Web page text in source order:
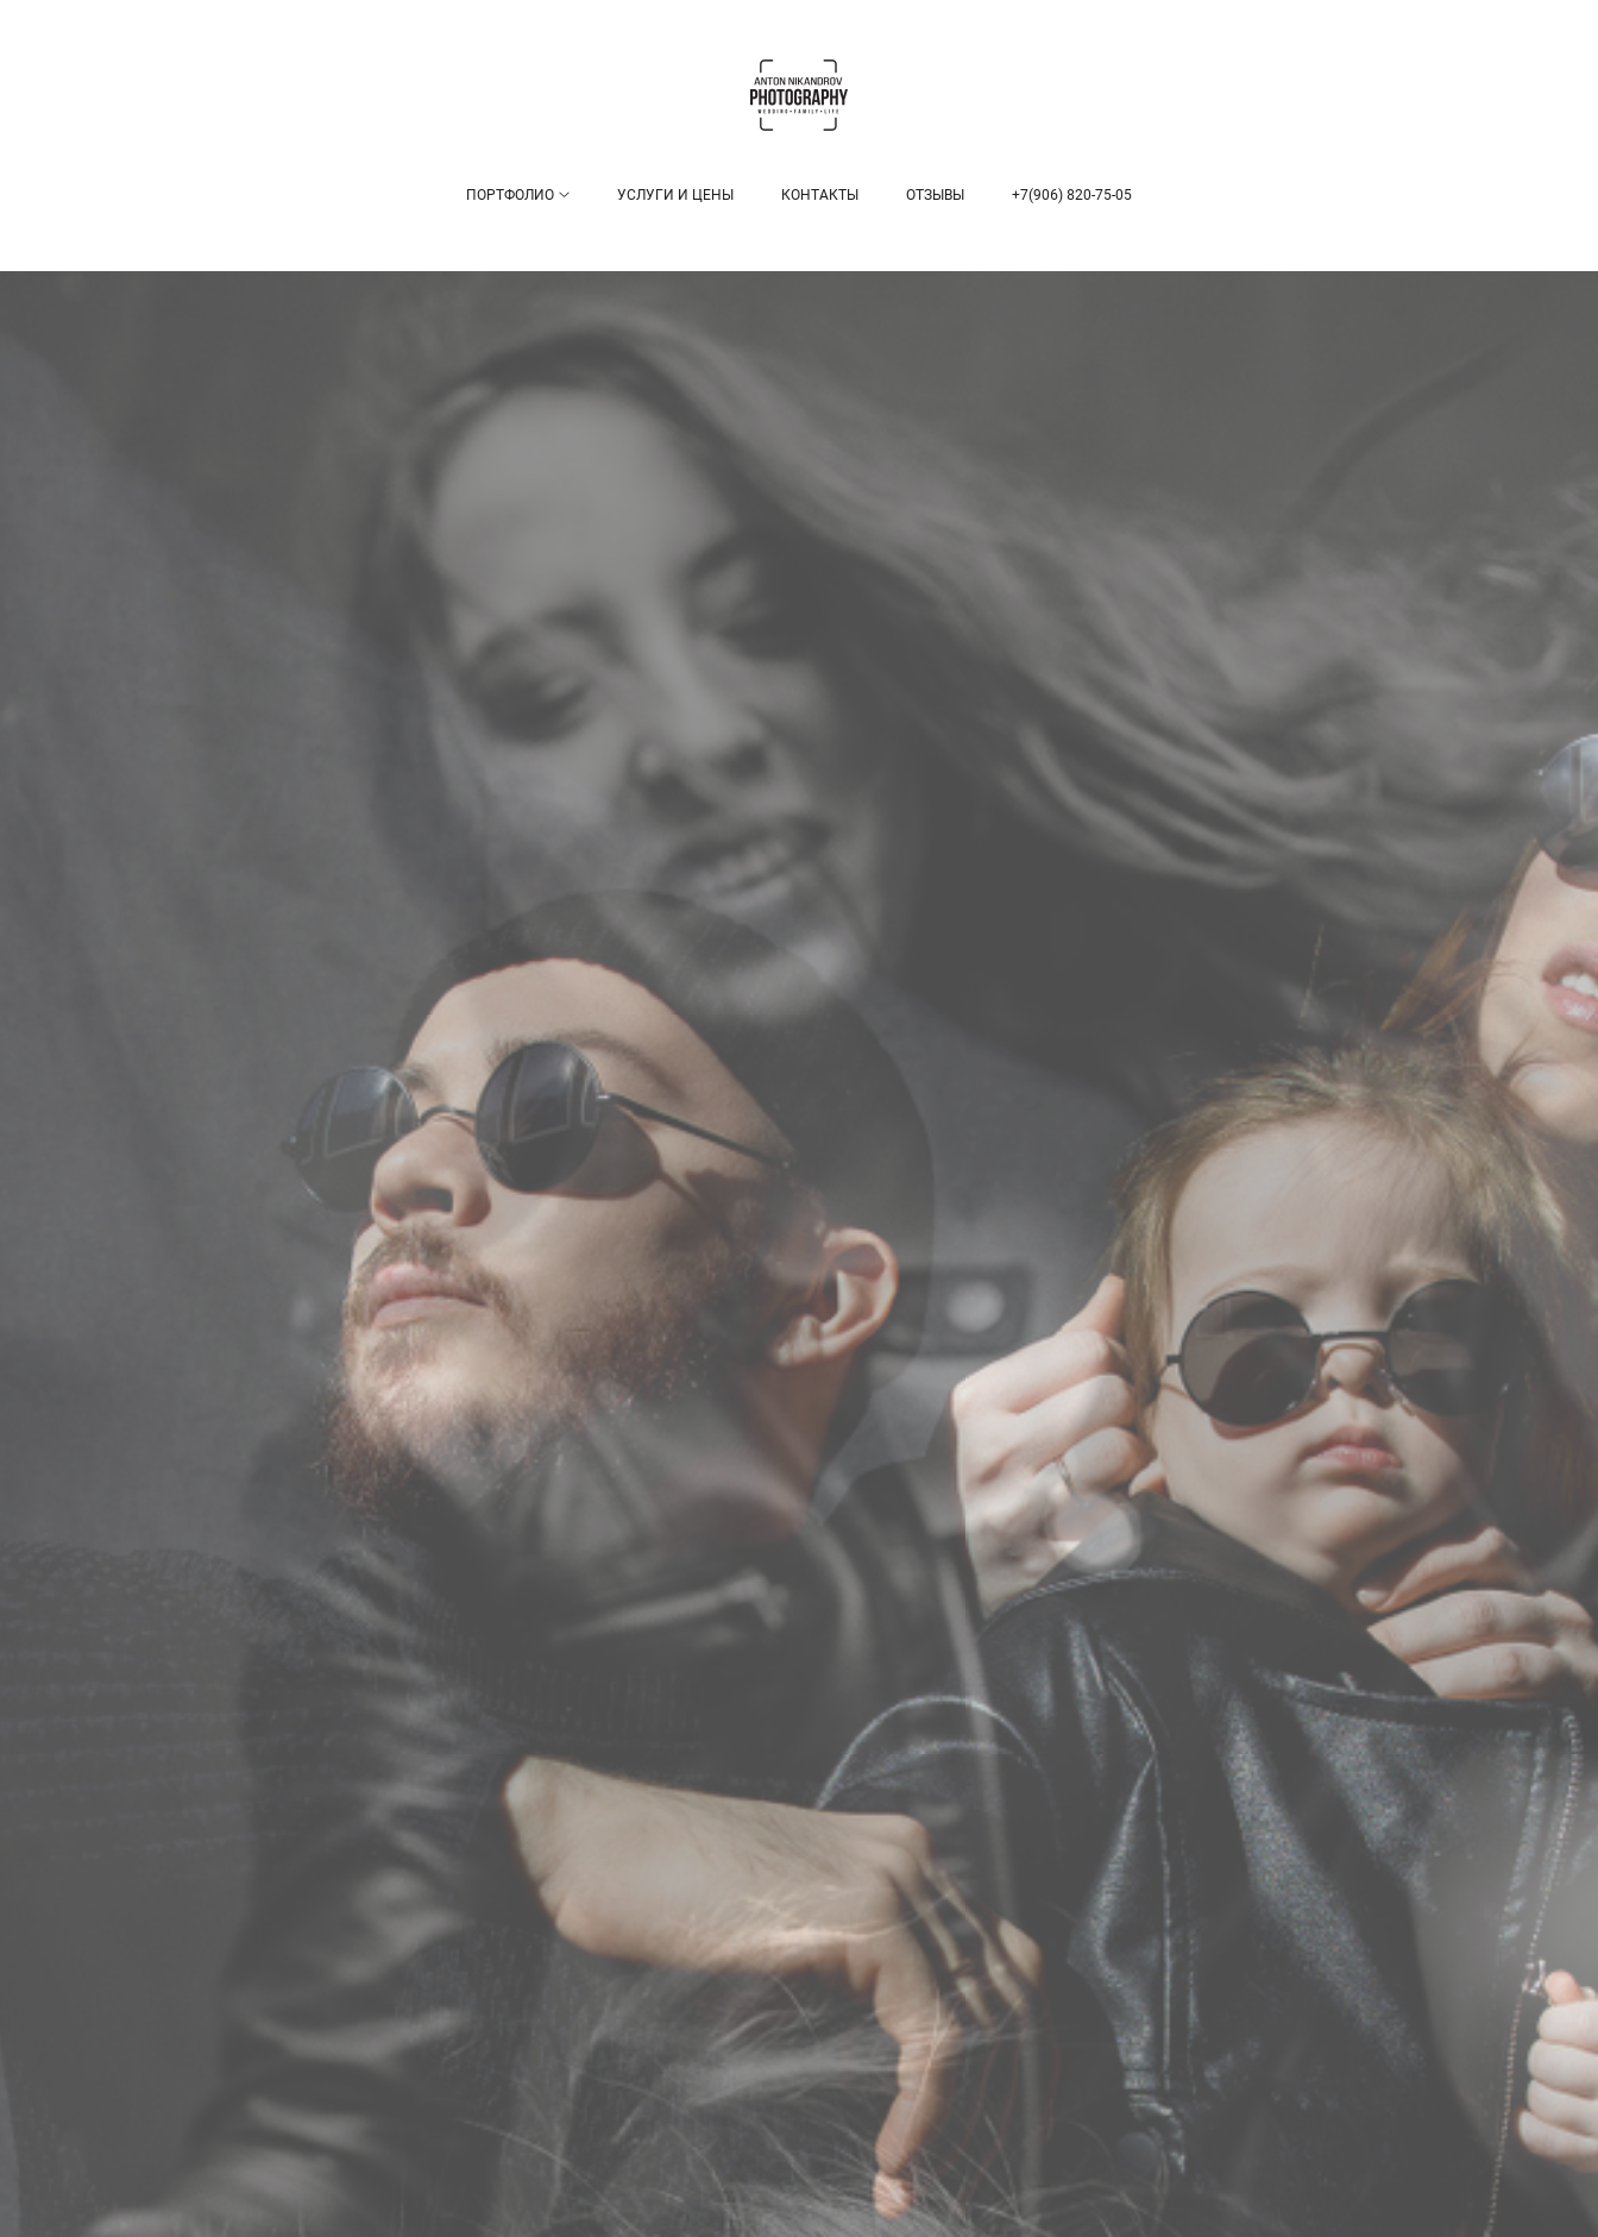
ПОРТФОЛИО УСЛУГИ И ЦЕНЫ КОНТАКТЫ ОТЗЫВЫ +7(906) 820-75-05